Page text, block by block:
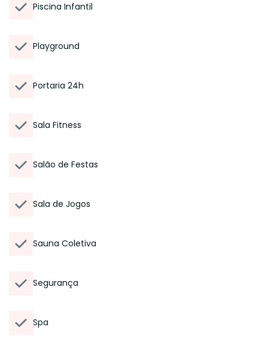
Piscina Infantil
Playground
Portaria 24h
Sala Fitness
Salão de Festas
Sala de Jogos
Sauna Coletiva
Segurança
Spa